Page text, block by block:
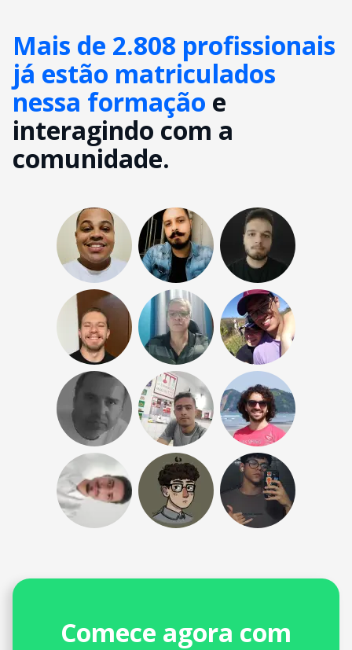
Mais de 2.808 profissionais
já estão matriculados
nessa formação e
interagindo com a
comunidade.
Comece agora com